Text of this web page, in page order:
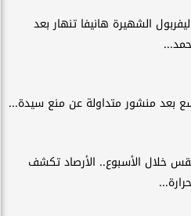
الشهيرة هانيفا تنهار بعد
بعد منشور متداولة عن منع سيدة...
خلال الأسبوع.. الأرصاد تكشف